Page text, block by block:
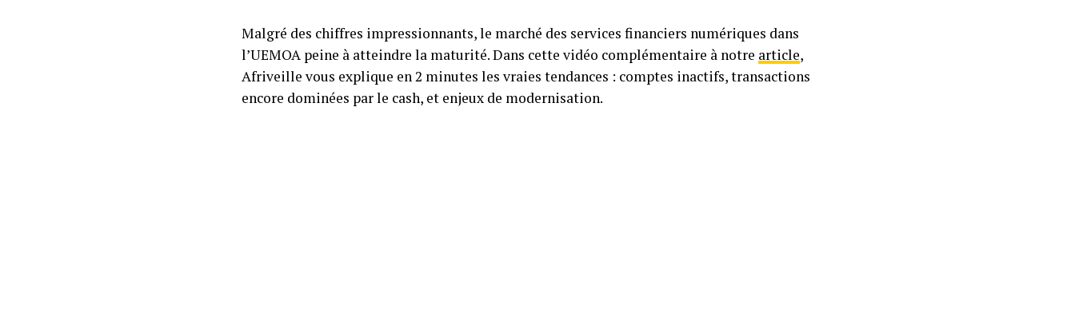
Malgré des chiffres impressionnants, le marché des services financiers numériques dans
l’UEMOA peine à atteindre la maturité. Dans cette vidéo complémentaire à notre article,
Afriveille vous explique en 2 minutes les vraies tendances : comptes inactifs, transactions
encore dominées par le cash, et enjeux de modernisation.